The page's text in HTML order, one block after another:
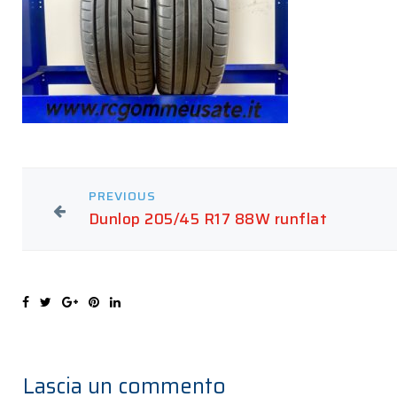
PREVIOUS
Dunlop 205/45 R17 88W runflat
Lascia un commento